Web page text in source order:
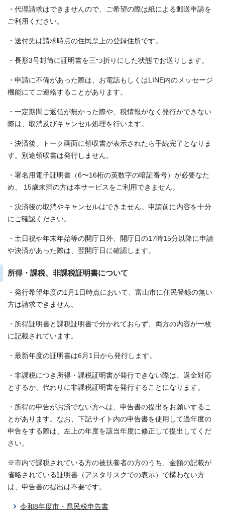
・代理請求はできませんので、ご希望の際は紙による郵送申請を
ご利用ください。
・送付先は請求時点の住民票上の登録住所です。
・長形3号封筒に証明書を三つ折りにした状態でお送りします。
・申請に不備があった際は、お電話もしくはLINE内のメッセージ
機能にてご連絡することがあります。
・一定期間ご返信が無かった際や、税情報がなく発行ができない
際は、取消及びキャンセル処理を行います。
・決済後、トーク画面に領収書が表示されたら手続完了となりま
す。別途領収書は発行しません。
・署名用電子証明書（6〜16桁の英数字の暗証番号）が必要なた
め、 15歳未満の方は本サービスをご利用できません。
・決済後の取消やキャンセルはできません。申請前に内容を十分
にご確認ください。
・土日祝や年末年始等の開庁日外、開庁日の17時15分以降に申請
や決済があった際は、翌開庁日に確認します。
所得・課税、非課税証明書について
・発行希望年度の1月1日時点において、富山市に住民登録の無い
方は請求できません。
・所得証明書と課税証明書で分かれておらず、両方の内容が一枚
に記載されています。
・最新年度の証明書は6月1日から発行します。
・非課税につき所得・課税証明書が発行できない際は、返金対応
とするか、代わりに非課税証明書を発行することになります。
・所得の申告がお済でない方へは、申告書の提出をお願いするこ
とがあります。なお、下記サイト内の申告書を使用して過年度の
申告をする際は、左上の年度を該当年度に修正して提出してくだ
さい。
※市内で課税されている方の被扶養者の方のうち、金額の記載が
省略されている証明書（アスタリスクでの表示）で構わない方
は、申告書の提出は不要です。
令和8年度市・県民税申告書